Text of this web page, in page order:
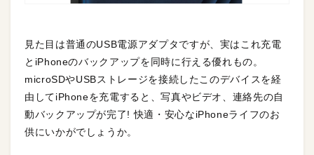
見た目は普通のUSB電源アダプタですが、実はこれ充電
とiPhoneのバックアップを同時に行える優れもの。
microSDやUSBストレージを接続したこのデバイスを経
由してiPhoneを充電すると、写真やビデオ、連絡先の自
動バックアップが完了! 快適・安心なiPhoneライフのお
供にいかがでしょうか。